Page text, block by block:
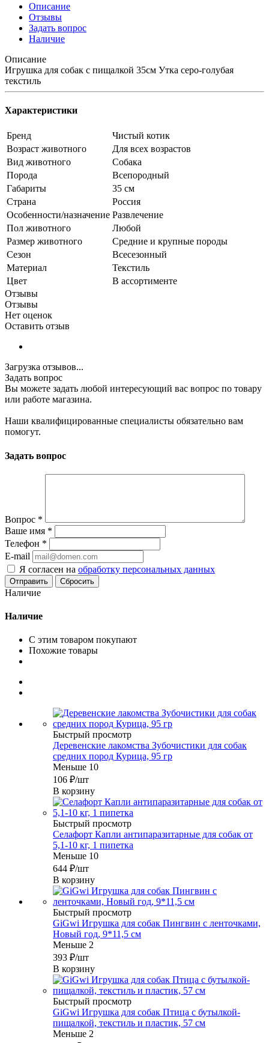
Описание
Отзывы
Задать вопрос
Наличие
Описание
Игрушка для собак с пищалкой 35см Утка серо-голубая
текстиль
Характеристики
Бренд
Чистый котик
Возраст животного
Для всех возрастов
Вид животного
Собака
Порода
Всепородный
Габариты
35 см
Страна
Россия
Особенности/назначение Развлечение
Пол животного
Любой
Размер животного
Средние и крупные породы
Сезон
Всесезонный
Материал
Текстиль
Цвет
В ассортименте
Отзывы
Отзывы
Нет оценок
Оставить отзыв
Загрузка отзывов...
Задать вопрос
Вы можете задать любой интересующий вас вопрос по товару
или работе магазина.
Наши квалифицированные специалисты обязательно вам
помогут.
Задать вопрос
Вопрос *
Ваше имя *
Телефон *
E-mail
Я согласен на обработку персональных данных
Сбросить
Наличие
Наличие
С этим товаром покупают
Похожие товары
Быстрый просмотр
Деревенские лакомства Зубочистики для собак
средних пород Курица, 95 гр
Меньше 10
106 ₽/шт
В корзину
Быстрый просмотр
Селафорт Капли антипаразитарные для собак от
5,1-10 кг, 1 пипетка
Меньше 10
644 ₽/шт
В корзину
Быстрый просмотр
GiGwi Игрушка для собак Пингвин с ленточками,
Новый год, 9*11,5 см
Меньше 2
393 ₽/шт
В корзину
Быстрый просмотр
GiGwi Игрушка для собак Птица с бутылкой-
пищалкой, текстиль и пластик, 57 см
Меньше 2